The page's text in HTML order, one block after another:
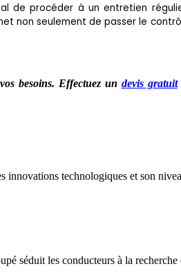
procéder à un entretien
non seulement de passer le
besoins. Effectuez un devis gratuit
innovations technologiques et son
séduit les conducteurs à la